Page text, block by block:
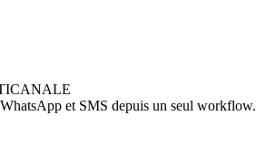
et SMS depuis un seul workflow.